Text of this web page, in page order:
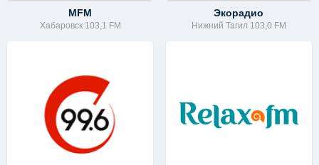
MFM
Хабаровск 103,1 FM
Экорадио
Нижний Тагил 103,0 FM